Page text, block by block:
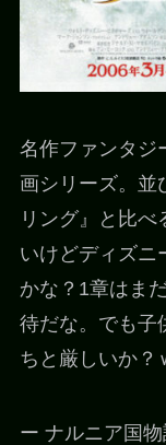
名作ファンタジ
画シリーズ。並
リング』と比
いけどディズニ
かな？1章はま
待だな。でも子
ちと厳しいか？
ー ナルニア国